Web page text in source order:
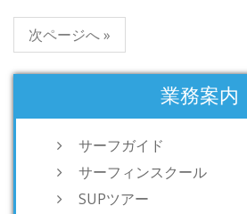
次ページへ »
業務案内
サーフガイド
サーフィンスクール
SUPツアー